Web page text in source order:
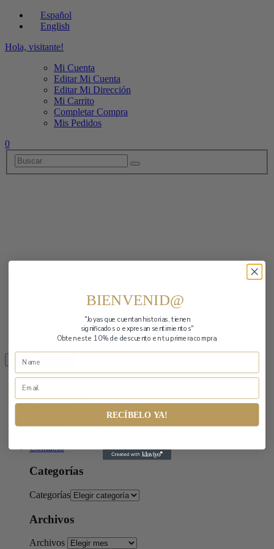
Español
English
Hola, visitante!
Mi Cuenta
Editar Mi Cuenta
Editar Mi Dirección
Mi Carrito
Completar Compra
Mis Pedidos
0
Toggle navigation
Inicio
Sharon Loew
Colecciones
Encuéntranos
Contacto
Categorías
Categorías
Archivos
Archivos
BIENVENID@
"Joyas que cuentan historias,tienen
significados o expresan sentimientos"
Obten este 10% de descuento en tu primera compra.
RECÍBELO YA!